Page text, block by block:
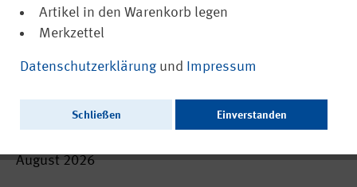
DGUV Information 203-022
Behandlung von Siebdruckformen
August 2026
Artikel in den Warenkorb legen
Merkzettel
Datenschutzerklärung und Impressum
Schließen Einverstanden